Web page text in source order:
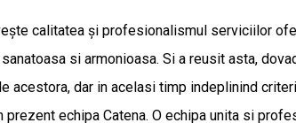
calitatea şi profesionalismul serviciilor
si armonioasa. Si a reusit asta,
acestora, dar in acelasi timp indeplinind
echipa Catena. O echipa unita si